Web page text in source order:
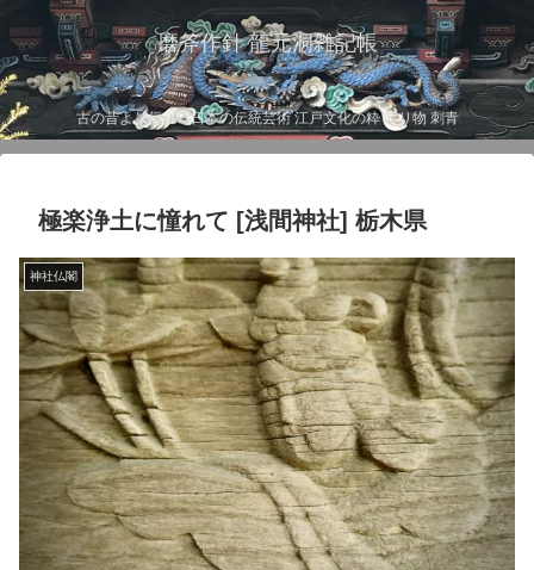
磨斧作針 龍元洞雑記帳
古の昔より伝わる日本の伝統芸術 江戸文化の粋 彫り物 刺青
極楽浄土に憧れて [浅間神社] 栃木県
神社仏閣